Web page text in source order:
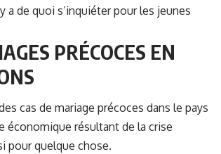
a de quoi s’inquiéter pour les jeunes
PRÉCOCES EN
cas de mariage précoces dans le pays
économique résultant de la crise
pour quelque chose.